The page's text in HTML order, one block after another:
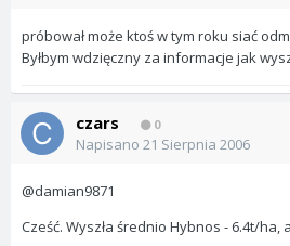
próbował może ktoś w tym roku siać
Byłbym wdzięczny za informacje jak
czars 0
Napisano 21 Sierpnia 2006
@damian9871
Cześć. Wyszła średnio Hybnos - 6.4t/ha,